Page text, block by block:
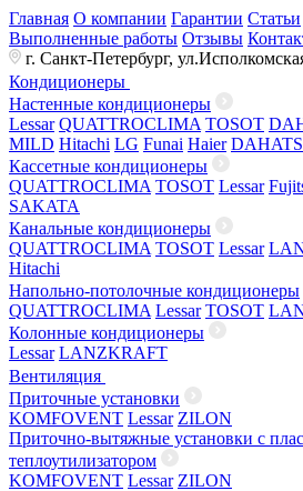
Главная О компании Гарантии Статьи
Выполненные работы Отзывы
г. Санкт-Петербург,
Кондиционеры
Настенные кондиционеры
Lessar QUATTROCLIMA TOSOT
MILD Hitachi LG Funai Haier
Кассетные кондиционеры
QUATTROCLIMA TOSOT Lessar
SAKATA
Канальные кондиционеры
QUATTROCLIMA TOSOT Lessar
Hitachi
Напольно-потолочные кондиционеры
QUATTROCLIMA Lessar TOSOT
Колонные кондиционеры
Lessar LANZKRAFT
Вентиляция
Приточные установки
KOMFOVENT Lessar ZILON
Приточно-вытяжные установки с
теплоутилизатором
KOMFOVENT Lessar ZILON